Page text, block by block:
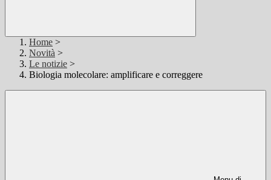
Home >
Novità >
Le notizie >
Biologia molecolare: amplificare e correggere